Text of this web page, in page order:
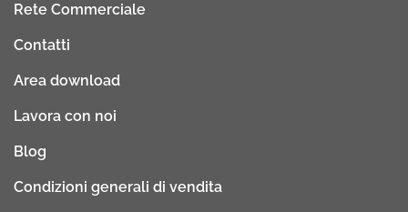
Rete Commerciale
Contatti
Area download
Lavora con noi
Blog
Condizioni generali di vendita